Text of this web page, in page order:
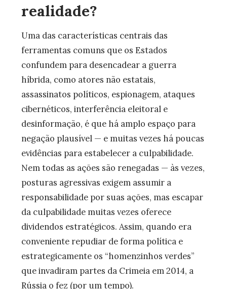
realidade?
Uma das características centrais das
ferramentas comuns que os Estados
confundem para desencadear a guerra
híbrida, como atores não estatais,
assassinatos políticos, espionagem, ataques
cibernéticos, interferência eleitoral e
desinformação, é que há amplo espaço para
negação plausível — e muitas vezes há poucas
evidências para estabelecer a culpabilidade.
Nem todas as ações são renegadas — às vezes,
posturas agressivas exigem assumir a
responsabilidade por suas ações, mas escapar
da culpabilidade muitas vezes oferece
dividendos estratégicos. Assim, quando era
conveniente repudiar de forma política e
estrategicamente os “homenzinhos verdes”
que invadiram partes da Crimeia em 2014, a
Rússia o fez (por um tempo).